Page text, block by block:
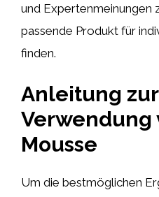
und Expertenmeinungen
passende Produkt für
finden.
Anleitung
Verwendung
Mousse
Um die bestmöglichen